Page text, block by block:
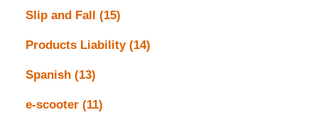
Slip and Fall (15)
Products Liability (14)
Spanish (13)
e-scooter (11)